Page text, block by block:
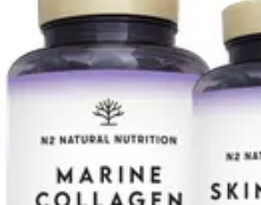
Vitalidad Sana
Ejercicio y SaludSalud MentalSalud y
y Vitalidad
Vitalidad Sana